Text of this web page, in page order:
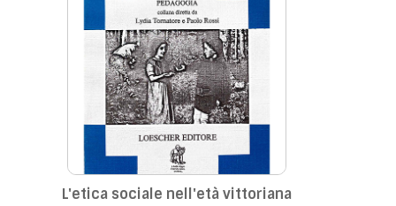
L'etica sociale nell'età vittoriana